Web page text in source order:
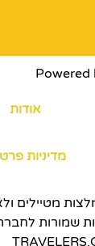
Powered
אודות
מדיניות
מטיילים
שמורות לחברת